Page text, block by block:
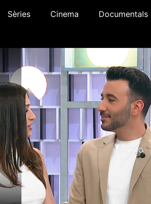
Sèries Cinema Documentals